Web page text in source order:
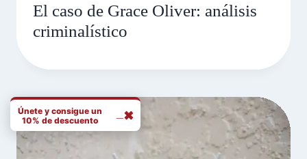
El caso de Grace Oliver: análisis
criminalístico
Únete y consigue un
10% de descuento
✖
N